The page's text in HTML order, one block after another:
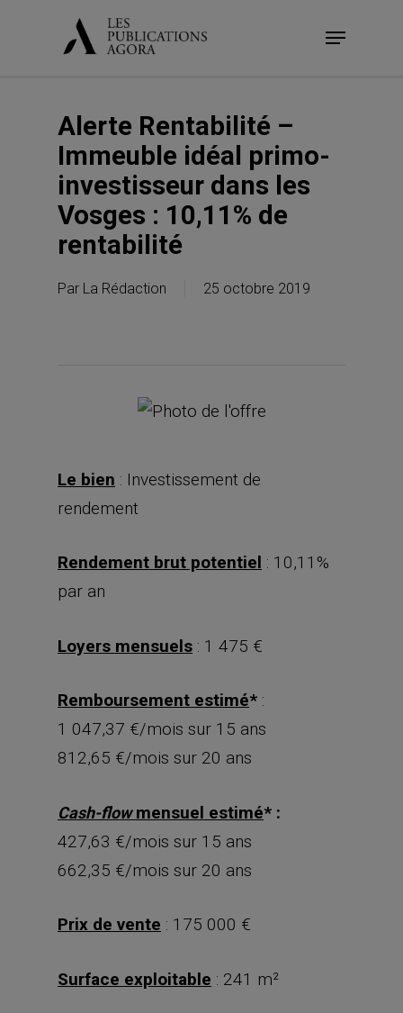
Menu
Alerte Rentabilité –
Immeuble idéal primo-
investisseur dans les
Vosges : 10,11% de
rentabilité
Par La Rédaction 25 octobre 2019
Le bien : Investissement de
rendement
Rendement brut potentiel : 10,11%
par an
Loyers mensuels : 1 475 €
Remboursement estimé* :
1 047,37 €/mois sur 15 ans
812,65 €/mois sur 20 ans
Cash-flowmensuel estimé* :
427,63 €/mois sur 15 ans
662,35 €/mois sur 20 ans
Prix de vente : 175 000 €
Surface exploitable : 241 m²